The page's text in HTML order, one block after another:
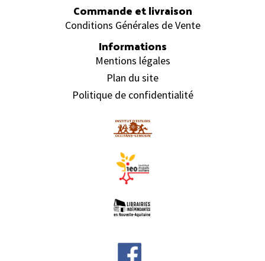
Commande et livraison
Conditions Générales de Vente
Informations
Mentions légales
Plan du site
Politique de confidentialité